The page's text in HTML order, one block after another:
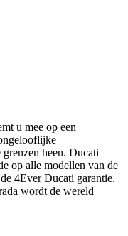
u mee op een
heen. Ducati
op alle modellen van de
4Ever Ducati garantie.
wordt de wereld